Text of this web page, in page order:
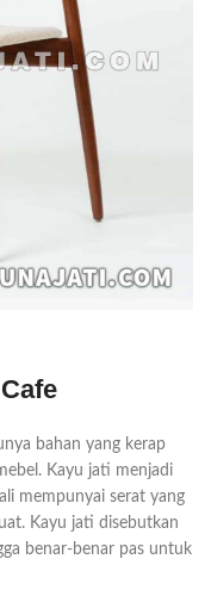
bahan yang kerap
Kayu jati menjadi
mempunyai serat yang
Kayu jati disebutkan
benar-benar pas untuk